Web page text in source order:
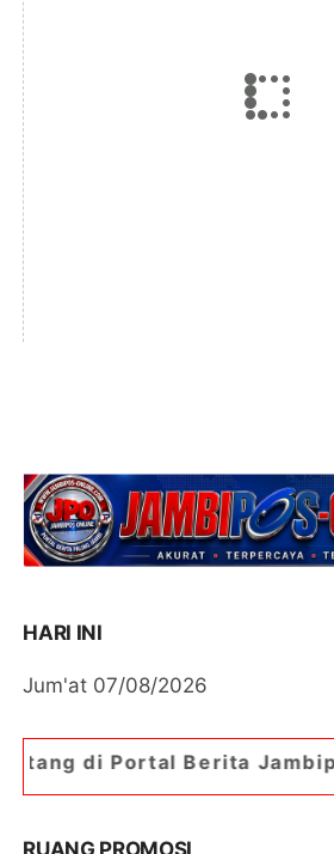
HARI INI
Jum'at 07/08/2026
Berita Jambipos Online.
RUANG PROMOSI